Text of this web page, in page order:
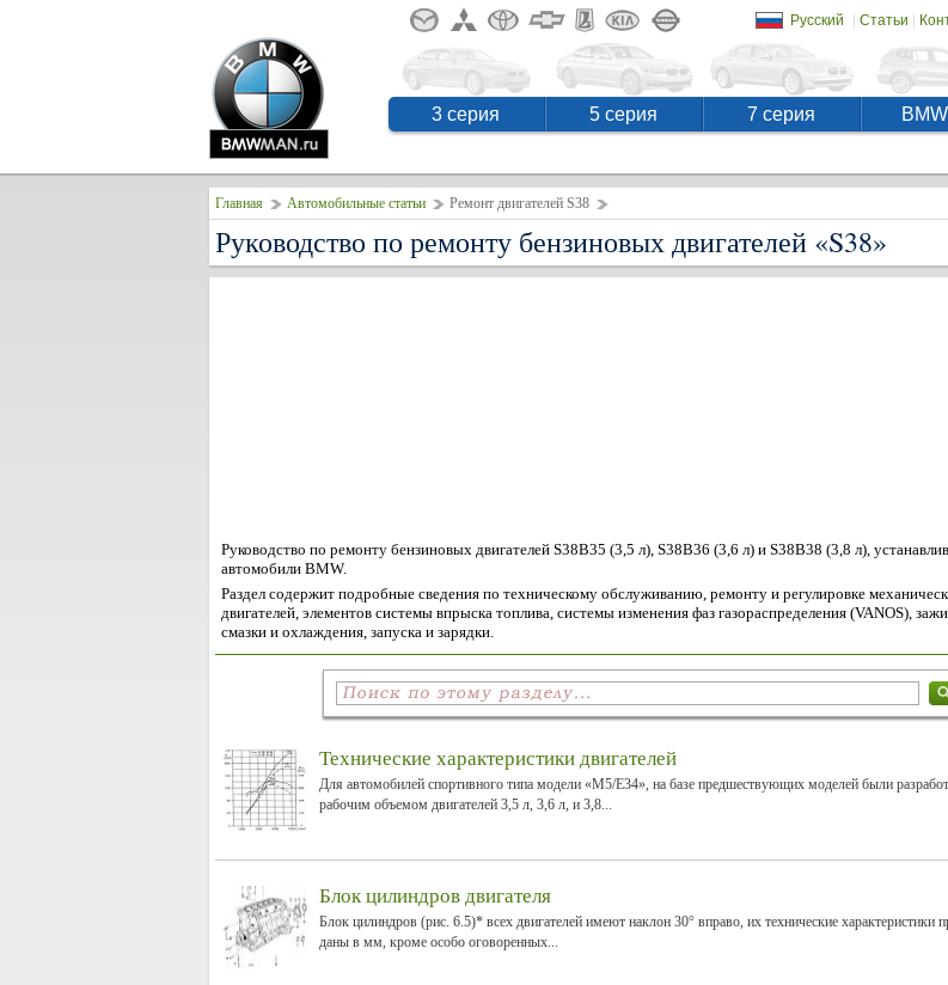
Русский | Статьи |
3 серия 5 серия 7 серия
Главная Автомобильные статьи Ремонт двигателей S38
Руководство по ремонту бензиновых двигателей «S38»
Руководство по ремонту бензиновых двигателей S38B35 (3,5 л), S38B36 (3,6 л) и S38B38 (3,8 л),
автомобили BMW.
Раздел содержит подробные сведения по техническому обслуживанию, ремонту и регулировке
двигателей, элементов системы впрыска топлива, системы изменения фаз газораспределения (VANOS),
смазки и охлаждения, запуска и зарядки.
Технические характеристики двигателей
Для автомобилей спортивного типа модели «М5/Е34», на базе предшествующих моделей были
рабочим объемом двигателей 3,5 л, 3,6 л, и 3,8...
Блок цилиндров двигателя
Блок цилиндров (рис. 6.5)* всех двигателей имеют наклон 30° вправо, их технические характеристики
даны в мм, кроме особо оговоренных...